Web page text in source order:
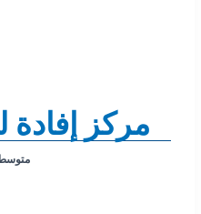
مركز إفادة
متوسط